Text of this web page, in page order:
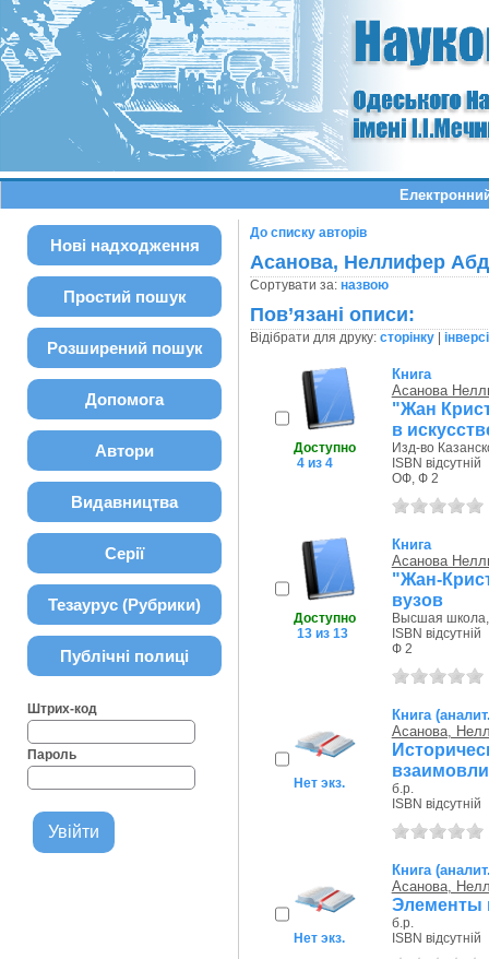
Нові надходження
Простий пошук
Розширений пошук
Допомога
Автори
Видавництва
Серії
Тезаурус (Рубрики)
Публічні полиці
Штрих-код
Пароль
До списку авторів
Асанова, Неллифер
Сортувати за: назвою
Пов’язані описи:
Відібрати для друку: сторінку|
Доступно
4 из 4
Книга
Асанова
"Жан
в
Изд-во
ISBN відсутній
ОФ, Ф 2
Доступно
13 из 13
Книга
Асанова
"Жан-
вузов
Высшая
ISBN відсутній
Ф 2
Нет экз.
Книга
Асанова,
б.р.
ISBN відсутній
Нет экз.
Книга
Асанова,
Элементы
б.р.
ISBN відсутній